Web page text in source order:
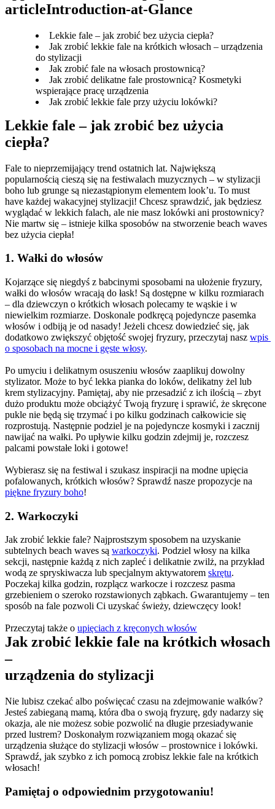
articleIntroduction-at-Glance
Lekkie fale – jak zrobić bez użycia ciepła?
Jak zrobić lekkie fale na krótkich włosach – urządzenia
do stylizacji
Jak zrobić fale na włosach prostownicą?
Jak zrobić delikatne fale prostownicą? Kosmetyki
wspierające pracę urządzenia
Jak zrobić lekkie fale przy użyciu lokówki?
Lekkie fale – jak zrobić bez użycia
ciepła?
Fale to nieprzemijający trend ostatnich lat. Największą
popularnością cieszą się na festiwalach muzycznych – w stylizacji
boho lub grunge są niezastąpionym elementem look’u. To must
have każdej wakacyjnej stylizacji! Chcesz sprawdzić, jak będziesz
wyglądać w lekkich falach, ale nie masz lokówki ani prostownicy?
Nie martw się – istnieje kilka sposobów na stworzenie beach waves
bez użycia ciepła!
1. Wałki do włosów
Kojarzące się niegdyś z babcinymi sposobami na ułożenie fryzury,
wałki do włosów wracają do łask! Są dostępne w kilku rozmiarach
– dla dziewczyn o krótkich włosach polecamy te wąskie i w
niewielkim rozmiarze. Doskonale podkręcą pojedyncze pasemka
włosów i odbiją je od nasady! Jeżeli chcesz dowiedzieć się, jak
dodatkowo zwiększyć objętość swojej fryzury, przeczytaj nasz wpis
o sposobach na mocne i gęste włosy.
Po umyciu i delikatnym osuszeniu włosów zaaplikuj dowolny
stylizator. Może to być lekka pianka do loków, delikatny żel lub
krem stylizacyjny. Pamiętaj, aby nie przesadzić z ich ilością – zbyt
dużo produktu może obciążyć Twoją fryzurę i sprawić, że skręcone
pukle nie będą się trzymać i po kilku godzinach całkowicie się
rozprostują. Następnie podziel je na pojedyncze kosmyki i zacznij
nawijać na wałki. Po upływie kilku godzin zdejmij je, rozczesz
palcami powstałe loki i gotowe!
Wybierasz się na festiwal i szukasz inspiracji na modne upięcia
piękne fryzury boho!
2. Warkoczyki
Jak zrobić lekkie fale? Najprostszym sposobem na uzyskanie
subtelnych beach waves są warkoczyki. Podziel włosy na kilka
sekcji, następnie każdą z nich zapleć i delikatnie zwilż, na przykład
wodą ze spryskiwacza lub specjalnym aktywatorem skrętu.
Poczekaj kilka godzin, rozplącz warkocze i rozczesz pasma
grzebieniem o szeroko rozstawionych ząbkach. Gwarantujemy – ten
sposób na fale pozwoli Ci uzyskać świeży, dziewczęcy look!
Przeczytaj także o upięciach z kręconych włosów
Jak zrobić lekkie fale na krótkich włosach
–
urządzenia do stylizacji
Nie lubisz czekać albo poświęcać czasu na zdejmowanie wałków?
Jesteś zabieganą mamą, która dba o swoją fryzurę, gdy nadarzy się
okazja, ale nie możesz sobie pozwolić na długie przesiadywanie
przed lustrem? Doskonałym rozwiązaniem mogą okazać się
urządzenia służące do stylizacji włosów – prostownice i lokówki.
Sprawdź, jak szybko z ich pomocą zrobisz lekkie fale na krótkich
włosach!
Pamiętaj o odpowiednim przygotowaniu!